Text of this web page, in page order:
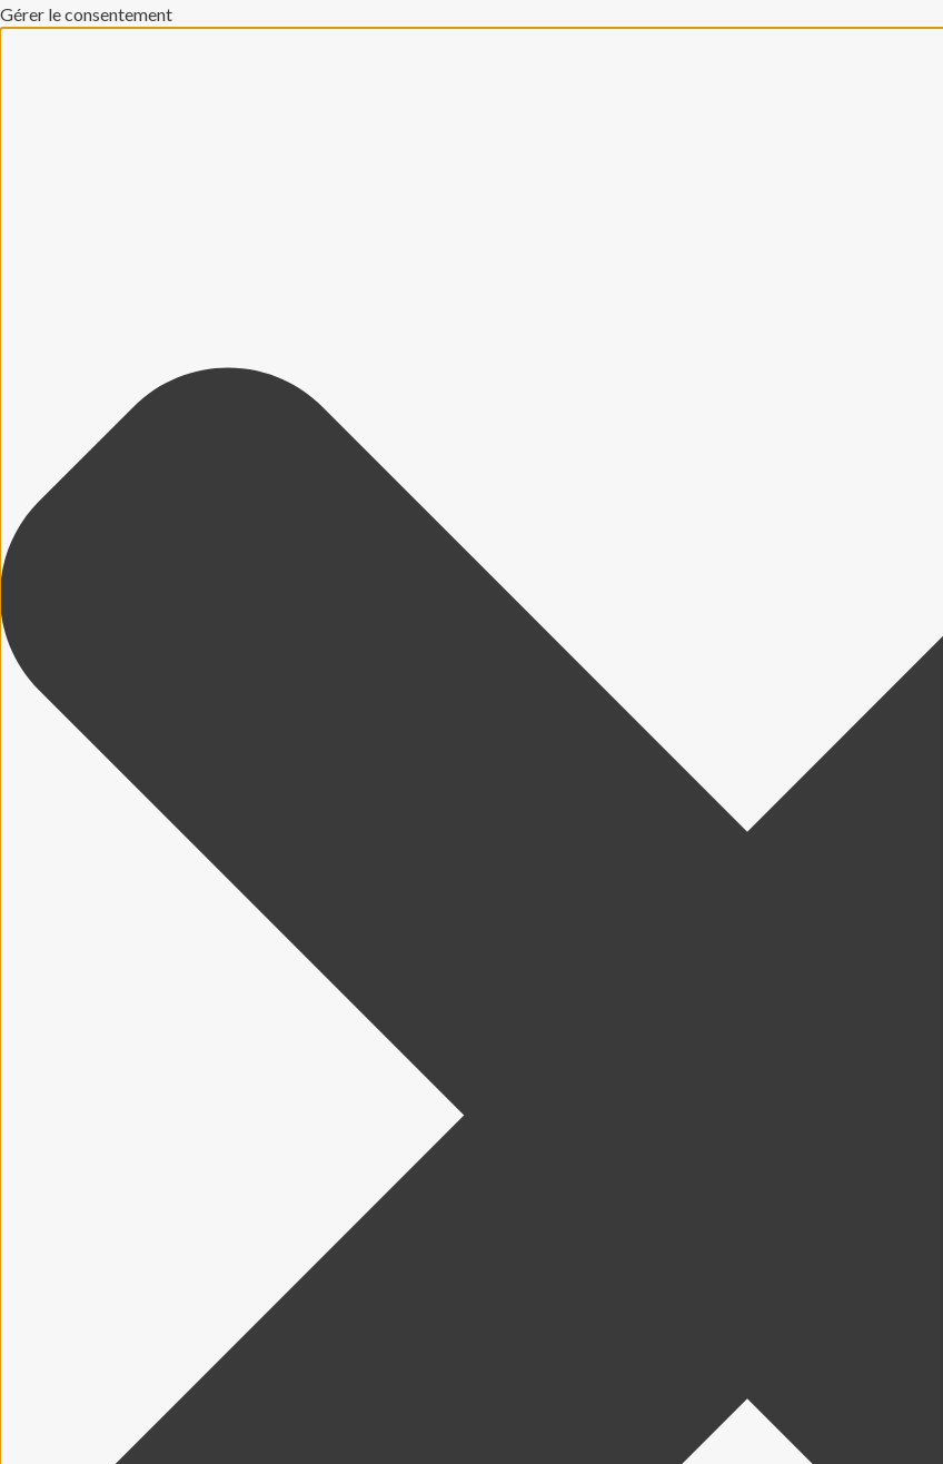
Gérer le consentement